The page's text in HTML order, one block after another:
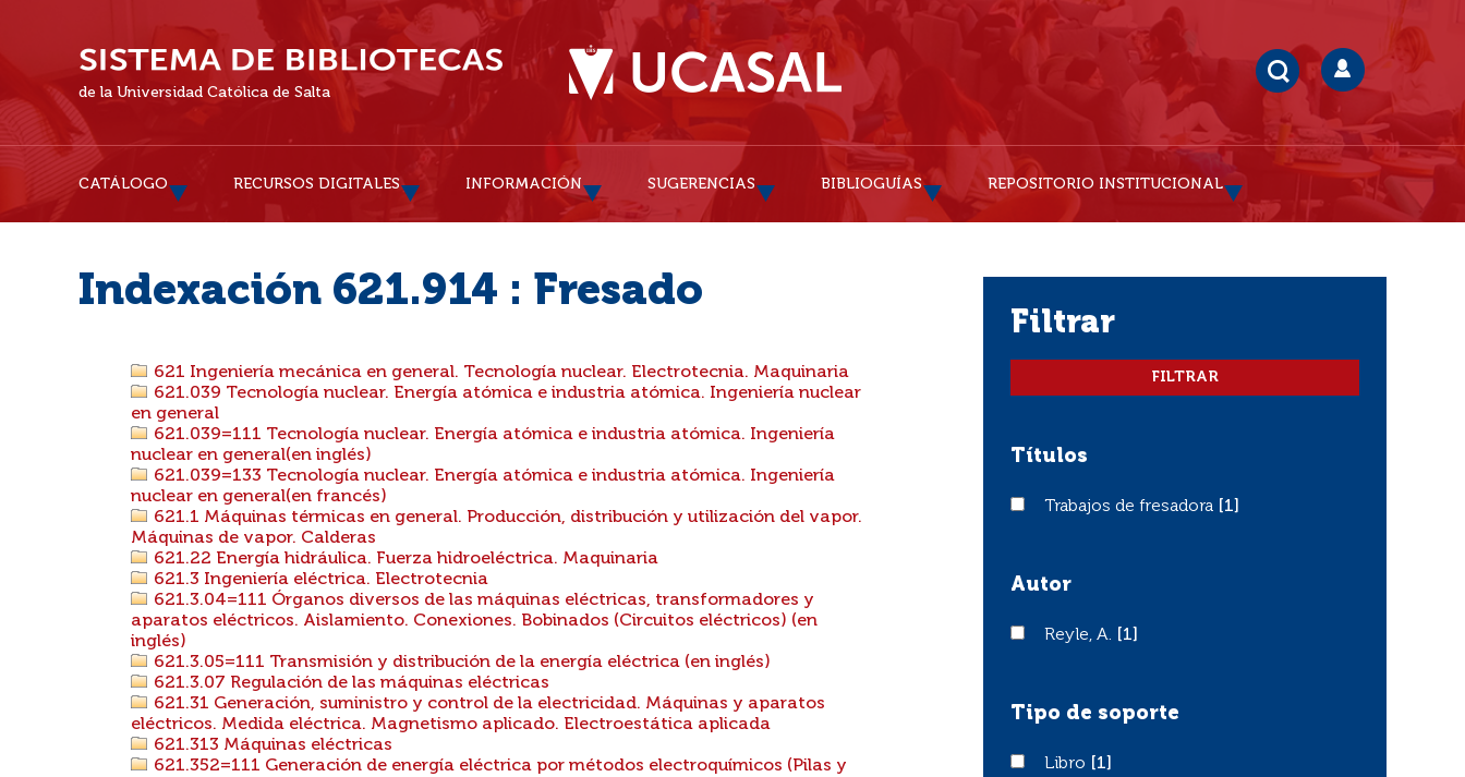
de la Universidad Católica de Salta
CATÁLOGO RECURSOS DIGITALES INFORMACIÓN SUGERENCIAS BIBLIOGUÍAS REPOSITORIO INSTITUCIONAL
Indexación 621.914 : Fresado
621 Ingeniería mecánica en general. Tecnología nuclear. Electrotecnia. Maquinaria
621.039 Tecnología nuclear. Energía atómica e industria atómica. Ingeniería nuclear
en general
621.039=111 Tecnología nuclear. Energía atómica e industria atómica. Ingeniería
nuclear en general(en inglés)
621.039=133 Tecnología nuclear. Energía atómica e industria atómica. Ingeniería
nuclear en general(en francés)
621.1 Máquinas térmicas en general. Producción, distribución y utilización del vapor.
Máquinas de vapor. Calderas
621.22 Energía hidráulica. Fuerza hidroeléctrica. Maquinaria
621.3 Ingeniería eléctrica. Electrotecnia
621.3.04=111 Órganos diversos de las máquinas eléctricas, transformadores y
aparatos eléctricos. Aislamiento. Conexiones. Bobinados (Circuitos eléctricos) (en
inglés)
621.3.05=111 Transmisión y distribución de la energía eléctrica (en inglés)
621.3.07 Regulación de las máquinas eléctricas
621.31 Generación, suministro y control de la electricidad. Máquinas y aparatos
eléctricos. Medida eléctrica. Magnetismo aplicado. Electroestática aplicada
621.313 Máquinas eléctricas
621.352=111 Generación de energía eléctrica por métodos electroquímicos (Pilas y
filtrar
Títulos
Trabajos de fresadora
Trabajos de fresadora [1]
Autor
Reyle, A.Reyle, A. [1]
Tipo de soporte
LibroLibro [1]